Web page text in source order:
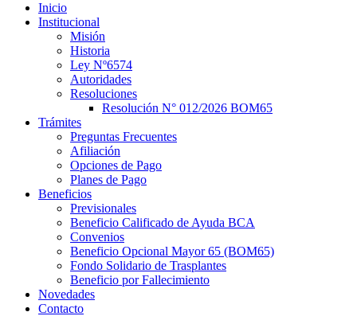
Inicio
Institucional
Misión
Historia
Ley Nº6574
Autoridades
Resoluciones
Resolución N° 012/2026 BOM65
Trámites
Preguntas Frecuentes
Afiliación
Opciones de Pago
Planes de Pago
Beneficios
Previsionales
Beneficio Calificado de Ayuda BCA
Convenios
Beneficio Opcional Mayor 65 (BOM65)
Fondo Solidario de Trasplantes
Beneficio por Fallecimiento
Novedades
Contacto